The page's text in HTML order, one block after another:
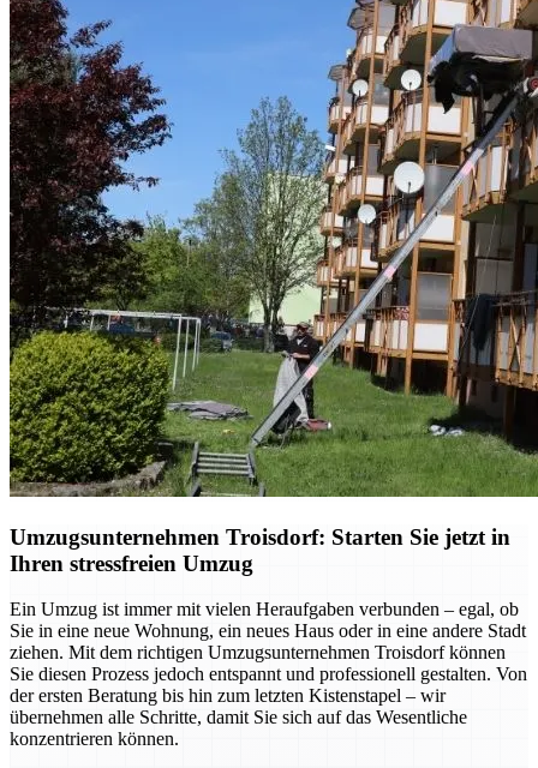
Umzugsunternehmen Troisdorf: Starten Sie jetzt in
Ihren stressfreien Umzug
Ein Umzug ist immer mit vielen Heraufgaben verbunden – egal, ob
Sie in eine neue Wohnung, ein neues Haus oder in eine andere Stadt
ziehen. Mit dem richtigen Umzugsunternehmen Troisdorf können
Sie diesen Prozess jedoch entspannt und professionell gestalten. Von
der ersten Beratung bis hin zum letzten Kistenstapel – wir
übernehmen alle Schritte, damit Sie sich auf das Wesentliche
konzentrieren können.